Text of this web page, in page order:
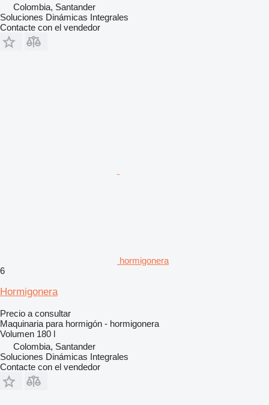
Colombia, Santander
Soluciones Dinámicas Integrales
Contacte con el vendedor
hormigonera
6
Hormigonera
Precio a consultar
Maquinaria para hormigón - hormigonera
Volumen 180 l
Colombia, Santander
Soluciones Dinámicas Integrales
Contacte con el vendedor